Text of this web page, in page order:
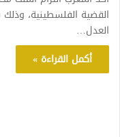
القضية الفلسطينية،
العدل…
أكمل القراءة »